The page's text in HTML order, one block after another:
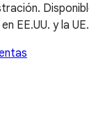
EE.UU. y la UE.